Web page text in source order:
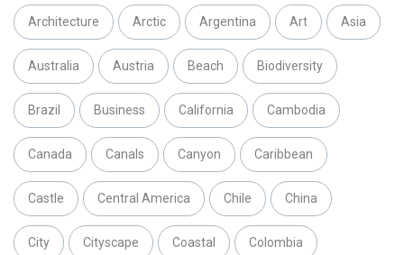
Architecture Arctic Argentina Art Asia
Australia Austria Beach Biodiversity
Brazil Business California Cambodia
Canada Canals Canyon Caribbean
Castle Central America Chile China
City Cityscape Coastal Colombia